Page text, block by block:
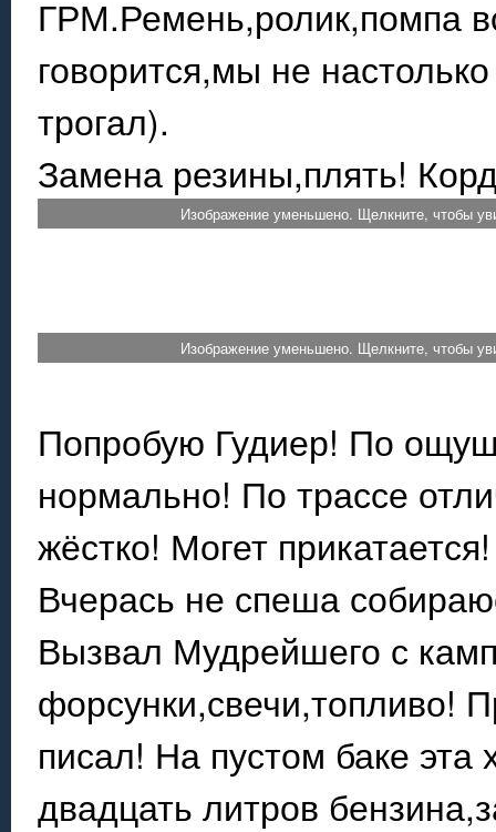
ГРМ.Ремень,ролик,помпа
говорится,мы не
трогал).
Замена резины,плять!
Изображение уменьшено. Щелкните, чтобы
Изображение уменьшено. Щелкните, чтобы
Попробую Гудиер! По
нормально! По трассе
жёстко! Могет прикатается!
Вчерась не спеша
Вызвал Мудрейшего с
форсунки,свечи,топливо!
писал! На пустом баке эта
двадцать литров